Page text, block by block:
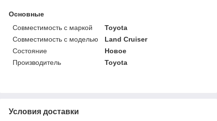
Основные
Совместимость с маркой
Toyota
Совместимость с моделью
Land Cruiser
Состояние
Новое
Производитель
Toyota
Условия доставки